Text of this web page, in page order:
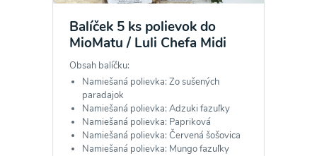
Balíček 5 ks polievok do
MioMatu / Luli Chefa Midi
Obsah balíčku:
Namiešaná polievka: Zo sušených
paradajok
Namiešaná polievka: Adzuki fazuľky
Namiešaná polievka: Papriková
Namiešaná polievka: Červená šošovica
Namiešaná polievka: Mungo fazuľky